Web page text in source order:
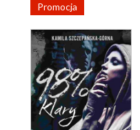
Promocja